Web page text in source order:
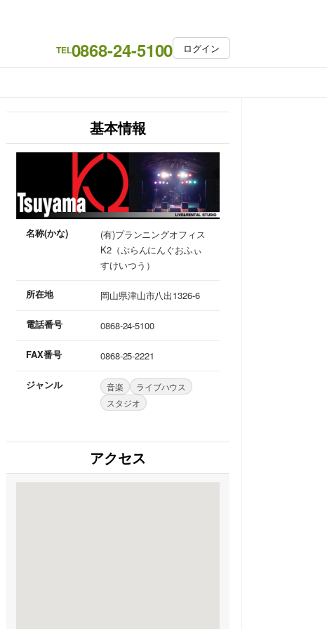
TEL0868-24-5100 ログイン
基本情報
名称(かな)
(有)プランニングオフィス
K2（ぷらんにんぐおふぃ
すけいつう）
所在地 岡山県津山市八出1326-6
電話番号 0868-24-5100
FAX番号 0868-25-2221
ジャンル 音楽
ライブハウス
スタジオ
アクセス